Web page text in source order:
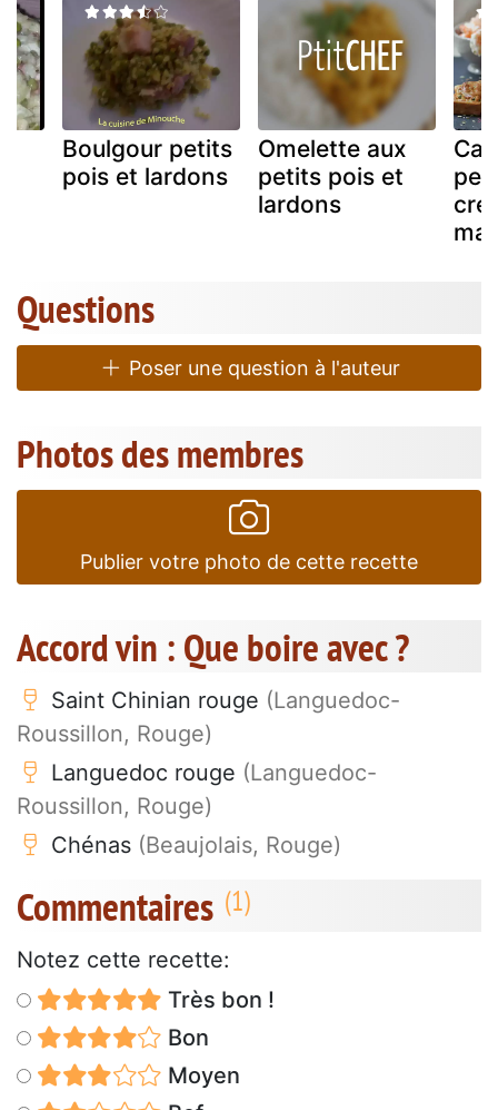
Boulgour petits
pois et lardons
Omelette aux
petits pois et
lardons
Questions
Poser une question à l'auteur
Photos des membres
Publier votre photo de cette recette
Accord vin : Que boire avec ?
Saint Chinian rouge (Languedoc-
Roussillon, Rouge)
Languedoc rouge (Languedoc-
Roussillon, Rouge)
Chénas (Beaujolais, Rouge)
Commentaires
Notez cette recette:
Très bon !
Bon
Moyen